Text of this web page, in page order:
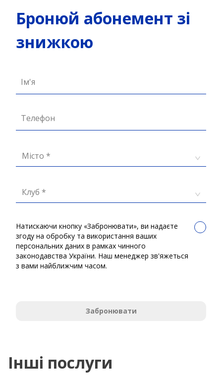
Бронюй абонемент зі
знижкою
Ім'я
Телефон
Місто *
Клуб *
Натискаючи кнопку «Забронювати», ви надаєте
згоду на обробку та використання ваших
персональних даних в рамках чинного
законодавства України. Наш менеджер зв'яжеться
з вами найближчим часом.
Забронювати
Інші послуги